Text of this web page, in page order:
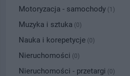
Motoryzacja - samochody (1)
Muzyka i sztuka (0)
Nauka i korepetycje (0)
Nieruchomości (0)
Nieruchomości - przetargi (0)